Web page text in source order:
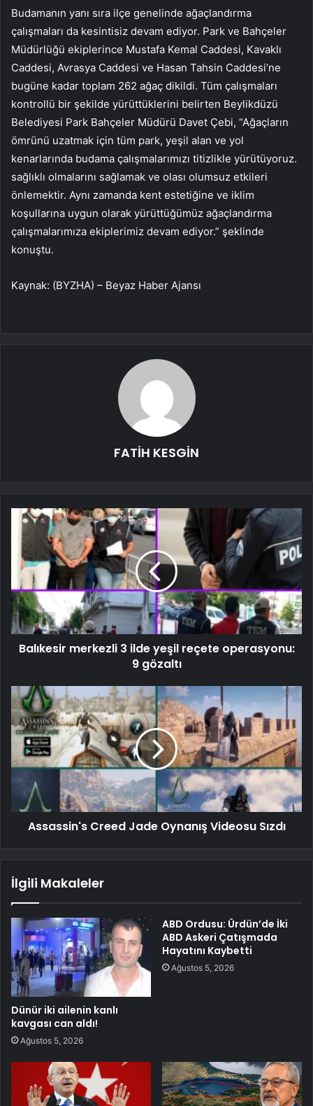
Budamanın yanı sıra ilçe genelinde ağaçlandırma
çalışmaları da kesintisiz devam ediyor. Park ve Bahçeler
Müdürlüğü ekiplerince Mustafa Kemal Caddesi, Kavaklı
Caddesi, Avrasya Caddesi ve Hasan Tahsin Caddesi’ne
bugüne kadar toplam 262 ağaç dikildi. Tüm çalışmaları
kontrollü bir şekilde yürüttüklerini belirten Beylikdüzü
Belediyesi Park Bahçeler Müdürü Davet Çebi, “Ağaçların
ömrünü uzatmak için tüm park, yeşil alan ve yol
kenarlarında budama çalışmalarımızı titizlikle yürütüyoruz.
sağlıklı olmalarını sağlamak ve olası olumsuz etkileri
önlemektir. Aynı zamanda kent estetiğine ve iklim
koşullarına uygun olarak yürüttüğümüz ağaçlandırma
çalışmalarımıza ekiplerimiz devam ediyor.” şeklinde
konuştu.
Kaynak: (BYZHA) – Beyaz Haber Ajansı
FATİH KESGİN
Balıkesir merkezli 3 ilde yeşil reçete operasyonu:
9 gözaltı
Assassin's Creed Jade Oynanış Videosu Sızdı
İlgili Makaleler
Dünür iki ailenin kanlı
kavgası can aldı!
Ağustos 5, 2026
ABD Ordusu: Ürdün’de İki
ABD Askeri Çatışmada
Hayatını Kaybetti
Ağustos 5, 2026